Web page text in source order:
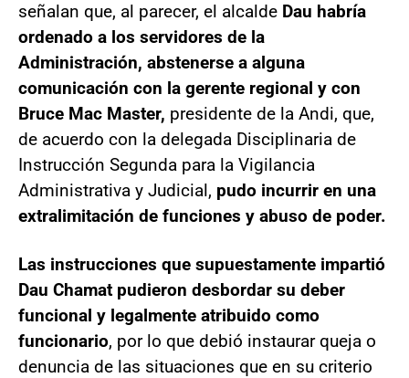
señalan que, al parecer, el alcalde Dau habría
ordenado a los servidores de la
Administración, abstenerse a alguna
comunicación con la gerente regional y con
Bruce Mac Master, presidente de la Andi, que,
de acuerdo con la delegada Disciplinaria de
Instrucción Segunda para la Vigilancia
Administrativa y Judicial, pudo incurrir en una
extralimitación de funciones y abuso de poder.
Las instrucciones que supuestamente impartió
Dau Chamat pudieron desbordar su deber
funcional y legalmente atribuido como
funcionario, por lo que debió instaurar queja o
denuncia de las situaciones que en su criterio